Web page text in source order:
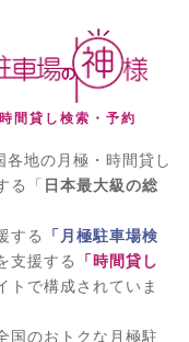
時間貸し検索・予約
各地の月極・時間貸し
る「 日本最大級の総
する
「月極駐車場検
支援する
「時間貸し
トで構成されていま
国のおトクな月極駐